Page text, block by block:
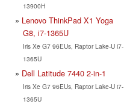
13900H
Lenovo ThinkPad X1 Yoga
G8, i7-1365U
Iris Xe G7 96EUs, Raptor Lake-U i7-
1365U
Dell Latitude 7440 2-in-1
Iris Xe G7 96EUs, Raptor Lake-U i7-
1365U